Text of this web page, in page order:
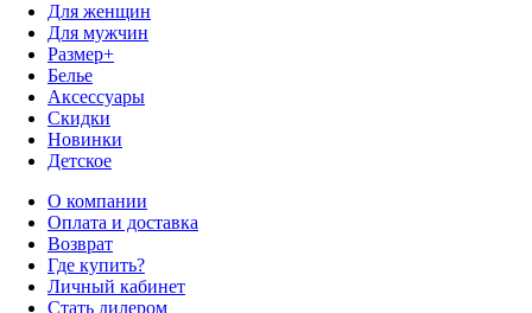
Для женщин
Для мужчин
Размер+
Белье
Аксессуары
Скидки
Новинки
Детское
О компании
Оплата и доставка
Возврат
Где купить?
Личный кабинет
Стать дилером